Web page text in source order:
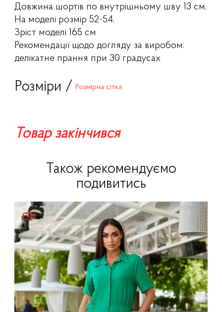
Довжина шортів по внутрішньому шву 13 см.
На моделі розмір 52-54.
Зріст моделі 165 см
Рекомендації щодо догляду за виробом:
делікатне прання при 30 градусах
Розміри / Розмірна сітка
Товар закінчився
Також рекомендуємо
подивитись